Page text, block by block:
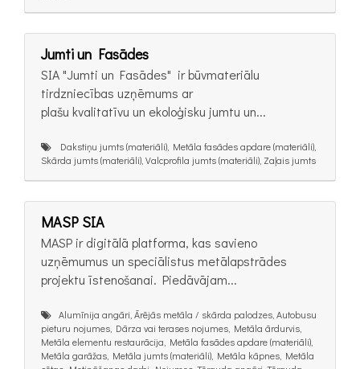
Jumti un Fasādes
SIA "Jumti un Fasādes" ir būvmateriālu
tirdzniecības uzņēmums ar
plašu kvalitatīvu un ekoloģisku jumtu un...
Dakstiņu jumts (materiāli), Metāla fasādes apdare (materiāli),
Skārda jumts (materiāli), Valcprofila jumts (materiāli), Zaļais jumts
MASP SIA
MASP ir digitālā platforma, kas savieno
uzņēmumus un speciālistus metālapstrādes
projektu īstenošanai. Piedāvājam...
Alumīnija angāri, Ārējās metāla / skārda palodzes, Autobusu
pieturu nojumes, Dārza vai terases nojumes, Metāla ārdurvis,
Metāla elementu restaurācija, Metāla fasādes apdare (materiāli),
Metāla garāžas, Metāla jumts (materiāli), Metāla kāpnes, Metāla